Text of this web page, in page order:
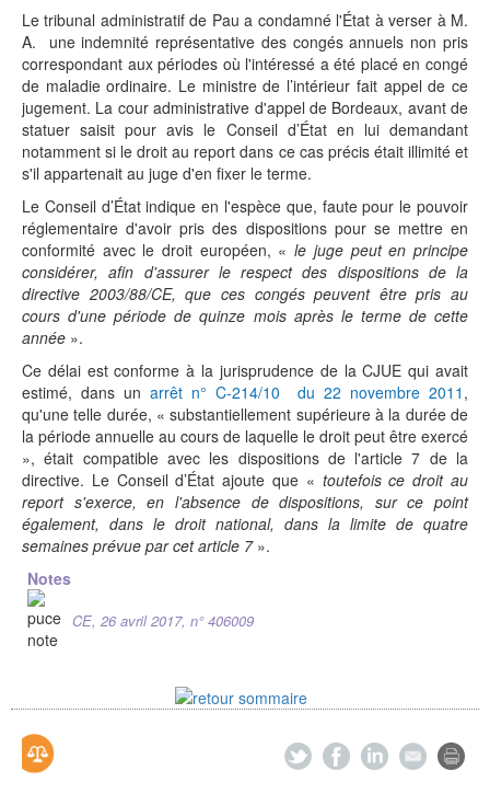
Le tribunal administratif de Pau a condamné l'État à verser à M.
A. une indemnité représentative des congés annuels non pris
correspondant aux périodes où l'intéressé a été placé en congé
de maladie ordinaire. Le ministre de l’intérieur fait appel de ce
jugement. La cour administrative d'appel de Bordeaux, avant de
statuer saisit pour avis le Conseil d’État en lui demandant
notamment si le droit au report dans ce cas précis était illimité et
s'il appartenait au juge d'en fixer le terme.
Le Conseil d’État indique en l'espèce que, faute pour le pouvoir
réglementaire d'avoir pris des dispositions pour se mettre en
conformité avec le droit européen, «le juge peut en principe
considérer, afin d'assurer le respect des dispositions de la
directive 2003/88/CE, que ces congés peuvent être pris au
cours d'une période de quinze mois après le terme de cette
année ».
Ce délai est conforme à la jurisprudence de la CJUE qui avait
estimé, dans un arrêt n° C-214/10 du 22 novembre 2011 ,
qu'une telle durée, « substantiellement supérieure à la durée de
la période annuelle au cours de laquelle le droit peut être exercé
», était compatible avec les dispositions de l'article 7 de la
directive. Le Conseil d’État ajoute que « toutefois ce droit au
report s'exerce, en l'absence de dispositions, sur ce point
également, dans le droit national, dans la limite de quatre
semaines prévue par cet article 7».
Notes
CE, 26 avril 2017, n° 406009